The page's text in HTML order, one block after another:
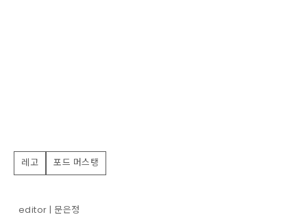
레고 포드 머스탱
editor | 문은정